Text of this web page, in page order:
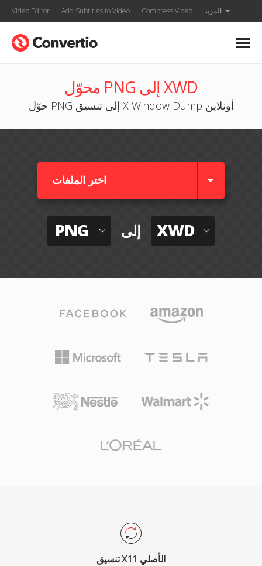
Video Editor Add Subtitles to Video Compress Video المزيد
محوّل PNG إلى XWD
حوّل PNG إلى تنسيق X Window Dump أونلاين
اختر الملفات
PNG إلى XWD
تنسيق X11 الأصلي